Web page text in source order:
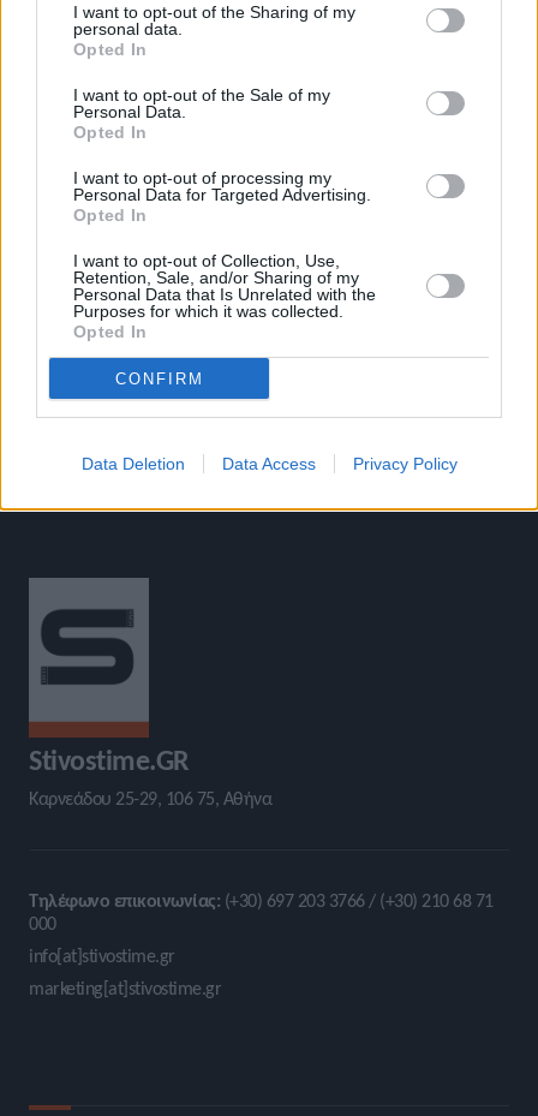
I want to opt-out of the Sharing of my
personal data.
Opted In
I want to opt-out of the Sale of my
Personal Data.
Opted In
I want to opt-out of processing my
Personal Data for Targeted Advertising.
Opted In
I want to opt-out of Collection, Use,
Retention, Sale, and/or Sharing of my
Personal Data that Is Unrelated with the
Purposes for which it was collected.
Opted In
CONFIRM
Data Deletion Data Access Privacy Policy
Το άρθρο δεν έχει ακόμα βαθμολογηθεί.
Βαθμολογήστε αυτό το άρθρο:
Ο Κώστας Γκελαούζος έκανε
ατομικό ρεκόρ με 2:14.15 στο
μαραθώνιο στο Βερολίνο
Ο Κώστας Γκελαούζος την
Δευτέρα πάει για προετοιμασία
στην Ιταλία και στοχεύει στον
Stivostime.GR
Καρνεάδου 25-29, 106 75, Αθήνα
Τηλέφωνο επικοινωνίας: (+30) 697 203 3766 / (+30) 210 68 71
000
info[at]stivostime.gr
marketing[at]stivostime.gr